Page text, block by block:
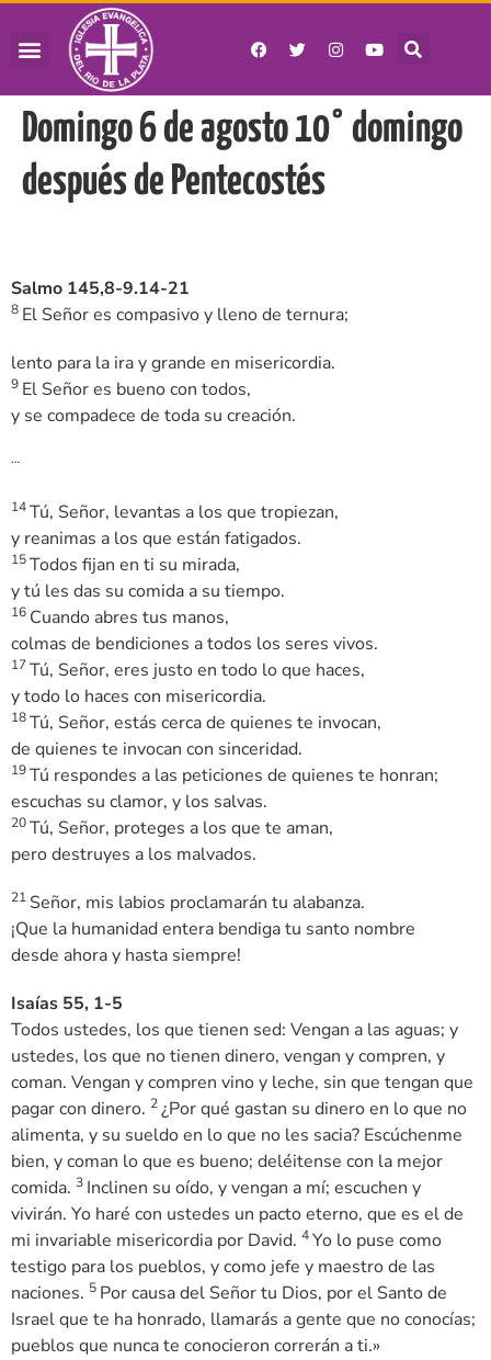
Domingo 6 de agosto 10° domingo
después de Pentecostés
Salmo 145,8-9.14-21
8 El Señor es compasivo y lleno de ternura;
lento para la ira y grande en misericordia.
9 El Señor es bueno con todos,
y se compadece de toda su creación.
…
14Tú, Señor, levantas a los que tropiezan,
y reanimas a los que están fatigados.
15Todos fijan en ti su mirada,
y tú les das su comida a su tiempo.
16 Cuando abres tus manos,
colmas de bendiciones a todos los seres vivos.
17Tú, Señor, eres justo en todo lo que haces,
y todo lo haces con misericordia.
18Tú, Señor, estás cerca de quienes te invocan,
de quienes te invocan con sinceridad.
19Tú respondes a las peticiones de quienes te honran;
escuchas su clamor, y los salvas.
20Tú, Señor, proteges a los que te aman,
pero destruyes a los malvados.
21 Señor, mis labios proclamarán tu alabanza.
¡Que la humanidad entera bendiga tu santo nombre
desde ahora y hasta siempre!
Isaías 55, 1-5
Todos ustedes, los que tienen sed: Vengan a las aguas; y
ustedes, los que no tienen dinero, vengan y compren, y
coman. Vengan y compren vino y leche, sin que tengan que
pagar con dinero. 2¿Por qué gastan su dinero en lo que no
alimenta, y su sueldo en lo que no les sacia? Escúchenme
bien, y coman lo que es bueno; deléitense con la mejor
comida. 3 Inclinen su oído, y vengan a mí; escuchen y
vivirán. Yo haré con ustedes un pacto eterno, que es el de
mi invariable misericordia por David. 4Yo lo puse como
testigo para los pueblos, y como jefe y maestro de las
naciones. 5 Por causa del Señor tu Dios, por el Santo de
Israel que te ha honrado, llamarás a gente que no conocías;
pueblos que nunca te conocieron correrán a ti.»